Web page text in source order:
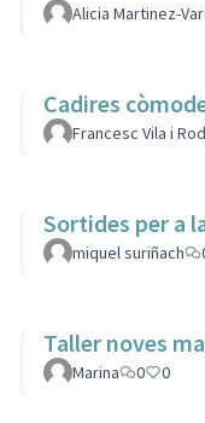
Alicia Martinez-
Cadires
Francesc Vila i
Sortides per a
miquel suriñach
Taller noves
Marina 0 0